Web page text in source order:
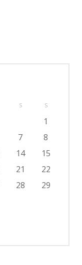
S S
1
7
8
14
15
21
22
28
29